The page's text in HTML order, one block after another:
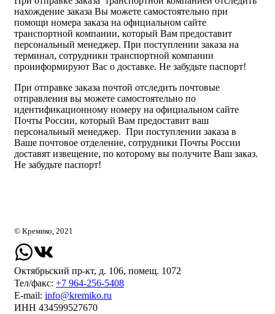
Заказать
звонок
106
256-54-
нахождение заказа Вы можете самостоятельно при
помощи номера заказа на официальном сайте
транспортной компании, который Вам предоставит
персональный менеджер. При поступлении заказа на
терминал, сотрудники транспортной компании
проинформируют Вас о доставке. Не забудьте паспорт!
При отправке заказа почтой отследить почтовые
отправления вы можете самостоятельно по
идентификационному номеру на официальном сайте
Почты России, который Вам предоставит ваш
персональный менеджер. При поступлении заказа в
Ваше почтовое отделение, сотрудники Почты России
доставят извещение, по которому вы получите Ваш заказ.
Не забудьте паспорт!
© Кремико, 2021
Октябрьский пр-кт, д. 106, помещ. 1072
Тел/факс: +7 964-256-5408
Е-mail: info@kremiko.ru
ИНН 434599527670